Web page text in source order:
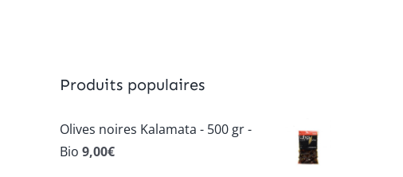
Produits populaires
Olives noires Kalamata - 500 gr -
Bio 9,00€